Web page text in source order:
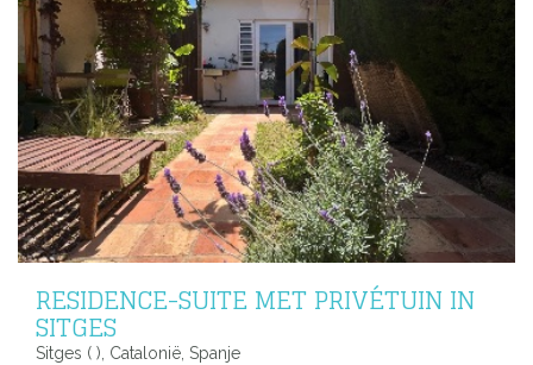
RESIDENCE-SUITE MET PRIVÉTUIN IN
SITGES
Sitges ( ), Catalonië, Spanje